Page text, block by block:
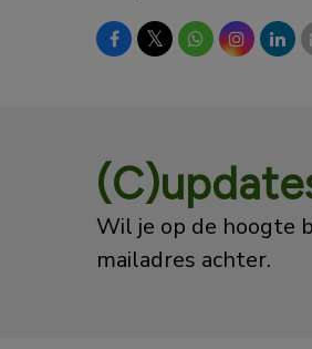
𝕏
Wil je op de hoogte
mailadres achter.